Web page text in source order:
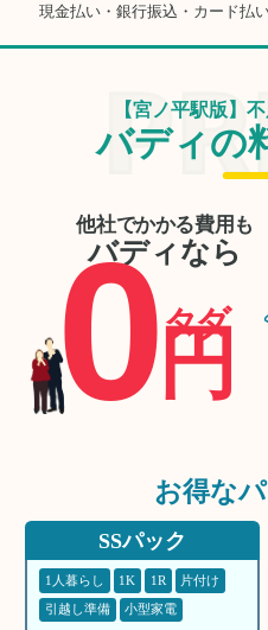
現金払い・銀行振込・カード払
【宮ノ平駅版】
バディの
他社でかかる費用も
バディなら
0円
タダ
お得な
SSパック
1人暮らし 1K 1R 片付け
引越し準備 小型家電